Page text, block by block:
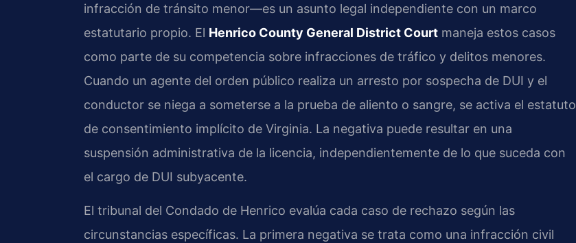
infracción de tránsito menor—es un asunto legal independiente con un marco
estatutario propio. El Henrico County General District Court maneja estos casos
como parte de su competencia sobre infracciones de tráfico y delitos menores.
Cuando un agente del orden público realiza un arresto por sospecha de DUI y el
conductor se niega a someterse a la prueba de aliento o sangre, se activa el estatuto
de consentimiento implícito de Virginia. La negativa puede resultar en una
suspensión administrativa de la licencia, independientemente de lo que suceda con
el cargo de DUI subyacente.
El tribunal del Condado de Henrico evalúa cada caso de rechazo según las
circunstancias específicas. La primera negativa se trata como una infracción civil